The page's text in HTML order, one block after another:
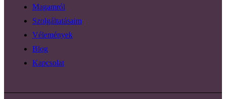
Magamról
Szolgáltatásaim
Vélemények
Blog
Kapcsolat